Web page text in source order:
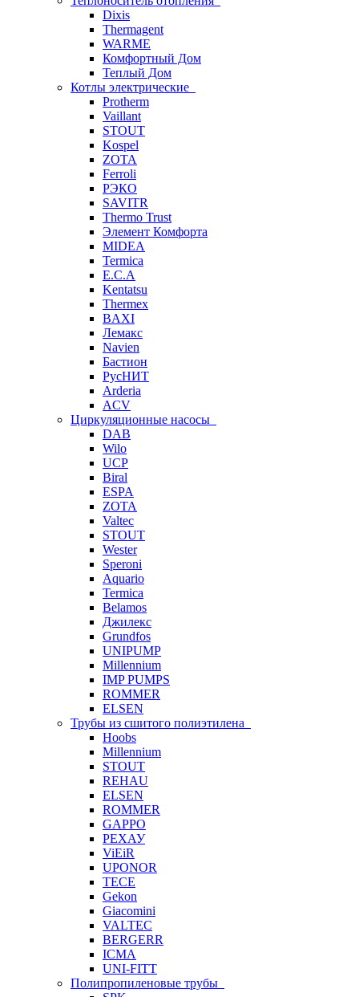
Dixis
Thermagent
WARME
Комфортный Дом
Теплый Дом
Котлы электрические
Protherm
Vaillant
STOUT
Kospel
ZOTA
Ferroli
РЭКО
SAVITR
Thermo Trust
Элемент Комфорта
MIDEA
Termica
E.C.A
Kentatsu
Thermex
BAXI
Лемакс
Navien
Бастион
РусНИТ
Arderia
ACV
Циркуляционные насосы
DAB
Wilo
UCP
Biral
ESPA
ZOTA
Valtec
STOUT
Wester
Speroni
Aquario
Termica
Belamos
Джилекс
Grundfos
UNIPUMP
Millennium
IMP PUMPS
ROMMER
ELSEN
Трубы из сшитого полиэтилена
Hoobs
Millennium
STOUT
REHAU
ELSEN
ROMMER
GAPPO
РЕХАУ
ViEiR
UPONOR
TECE
Gekon
Giacomini
VALTEC
BERGERR
ICMA
UNI-FITT
Полипропиленовые трубы